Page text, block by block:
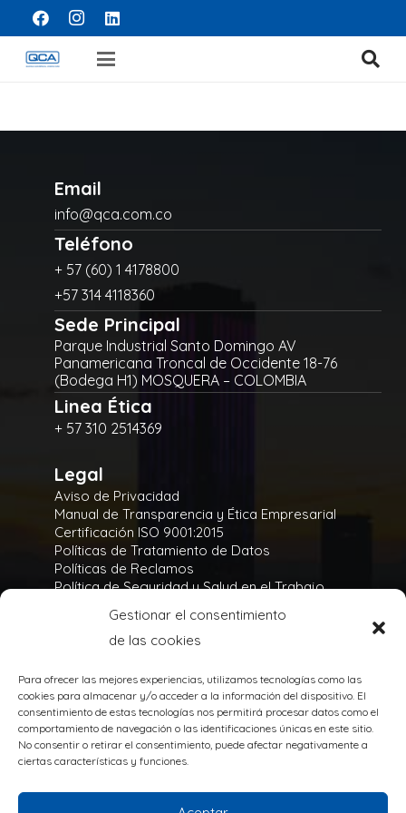
Gestionar el consentimiento
de las cookies
Para ofrecer las mejores experiencias, utilizamos tecnologías como las
cookies para almacenar y/o acceder a la información del dispositivo. El
consentimiento de estas tecnologías nos permitirá procesar datos como el
comportamiento de navegación o las identificaciones únicas en este sitio.
No consentir o retirar el consentimiento, puede afectar negativamente a
ciertas características y funciones.
Email
info@qca.com.co
Teléfono
+ 57 (60) 1 4178800
+57 314 4118360
Sede Principal
Parque Industrial Santo Domingo AV
Panamericana Troncal de Occidente 18-76
(Bodega H1) MOSQUERA – COLOMBIA
Linea Ética
+ 57 310 2514369
Legal
Aviso de Privacidad
Manual de Transparencia y Ética Empresarial
Certificación ISO 9001:2015
Políticas de Tratamiento de Datos
Políticas de Reclamos
Política de Seguridad y Salud en el Trabajo
Política Ambiental
Gases Refrigerantes
TODOS LOS DERECHOS RESERVADOS
@Copyright 2020
Powered by: